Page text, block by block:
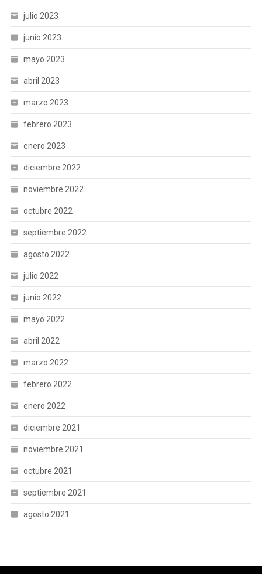
julio 2023
junio 2023
mayo 2023
abril 2023
marzo 2023
febrero 2023
enero 2023
diciembre 2022
noviembre 2022
octubre 2022
septiembre 2022
agosto 2022
julio 2022
junio 2022
mayo 2022
abril 2022
marzo 2022
febrero 2022
enero 2022
diciembre 2021
noviembre 2021
octubre 2021
septiembre 2021
agosto 2021